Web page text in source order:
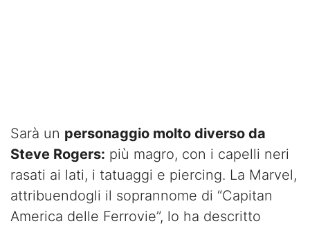
Sarà un personaggio molto diverso da
Steve Rogers: più magro, con i capelli neri
rasati ai lati, i tatuaggi e piercing. La Marvel,
attribuendogli il soprannome di “Capitan
America delle Ferrovie”, lo ha descritto